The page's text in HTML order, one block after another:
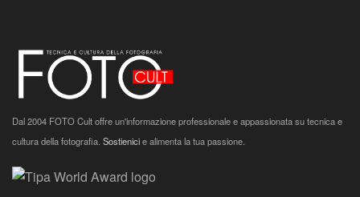
Dal 2004 FOTO Cult offre un'informazione professionale e appassionata su tecnica e
cultura della fotografia. Sostienicie alimenta la tua passione.